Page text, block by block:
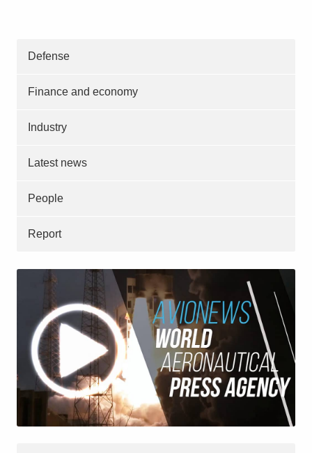
Defense
Finance and economy
Industry
Latest news
People
Report